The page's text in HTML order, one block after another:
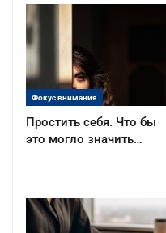
Фокус внимания
Простить себя. Что бы
это могло значить…